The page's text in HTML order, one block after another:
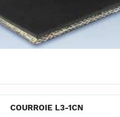
COURROIE L3-1CN